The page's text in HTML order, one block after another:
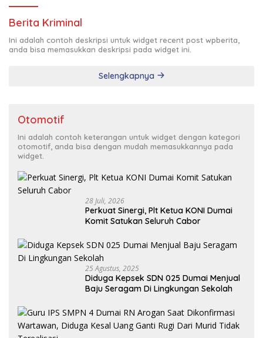
Berita Kriminal
Ini adalah contoh deskripsi untuk widget recent post wpberita,
anda bisa memasukkan deskripsi pada widget ini.
Selengkapnya
Otomotif
Ini adalah contoh keterangan untuk widget dengan kategori
otomotif, anda bisa dengan mudah memasukkannya pada
widget.
28 Juli, 2026
Perkuat Sinergi, Plt Ketua KONI Dumai
Komit Satukan Seluruh Cabor
25 Agustus, 2025
Diduga Kepsek SDN 025 Dumai Menjual
Baju Seragam Di Lingkungan Sekolah